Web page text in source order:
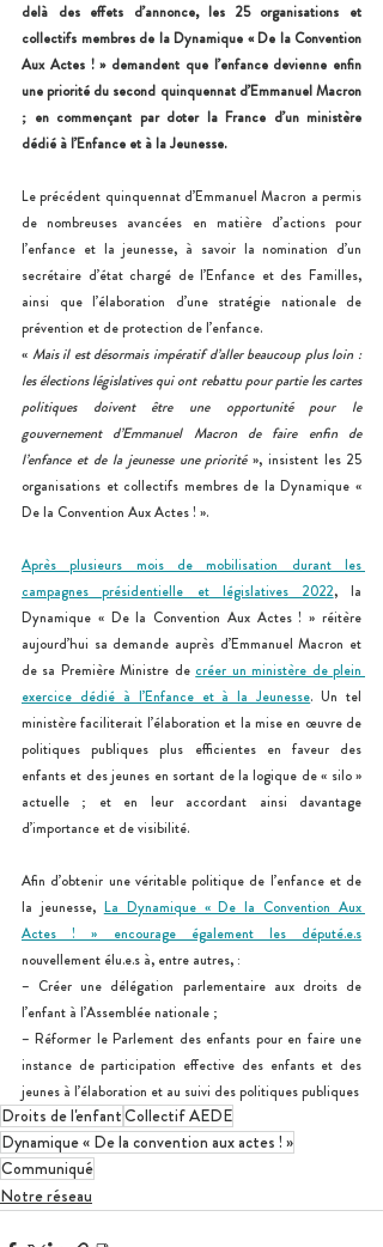
delà des effets d’annonce, les 25 organisations et
collectifs membres de la Dynamique « De la Convention
Aux Actes ! » demandent que l’enfance devienne enfin
une priorité du second quinquennat d’Emmanuel Macron
; en commençant par doter la France d’un ministère
dédié à l’Enfance et à la Jeunesse.
Le précédent quinquennat d’Emmanuel Macron a permis
de nombreuses avancées en matière d’actions pour
l’enfance et la jeunesse, à savoir la nomination d’un
secrétaire d’état chargé de l’Enfance et des Familles,
ainsi que l’élaboration d’une stratégie nationale de
prévention et de protection de l’enfance.
« Mais il est désormais impératif d’aller beaucoup plus loin :
les élections législatives qui ont rebattu pour partie les cartes
politiques doivent être une opportunité pour le
gouvernement d’Emmanuel Macron de faire enfin de
l’enfance et de la jeunesse une priorité », insistent les 25
organisations et collectifs membres de la Dynamique «
De la Convention Aux Actes ! ».
Après plusieurs mois de mobilisation durant les
campagnes présidentielle et législatives 2022, la
Dynamique « De la Convention Aux Actes ! » réitère
aujourd’hui sa demande auprès d’Emmanuel Macron et
de sa Première Ministre de créer un ministère de plein
exercice dédié à l’Enfance et à la Jeunesse. Un tel
ministère faciliterait l’élaboration et la mise en œuvre de
politiques publiques plus efficientes en faveur des
enfants et des jeunes en sortant de la logique de « silo »
actuelle ; et en leur accordant ainsi davantage
d’importance et de visibilité.
Afin d’obtenir une véritable politique de l’enfance et de
la jeunesse, La Dynamique « De la Convention Aux
Actes ! » encourage également les député.e.s
nouvellement élu.e.s à, entre autres, :
– Créer une délégation parlementaire aux droits de
l’enfant à l’Assemblée nationale ;
– Réformer le Parlement des enfants pour en faire une
instance de participation effective des enfants et des
jeunes à l’élaboration et au suivi des politiques publiques
Droits de l'enfantCollectif AEDE
Dynamique « De la convention aux actes ! »
Communiqué
Notre réseau